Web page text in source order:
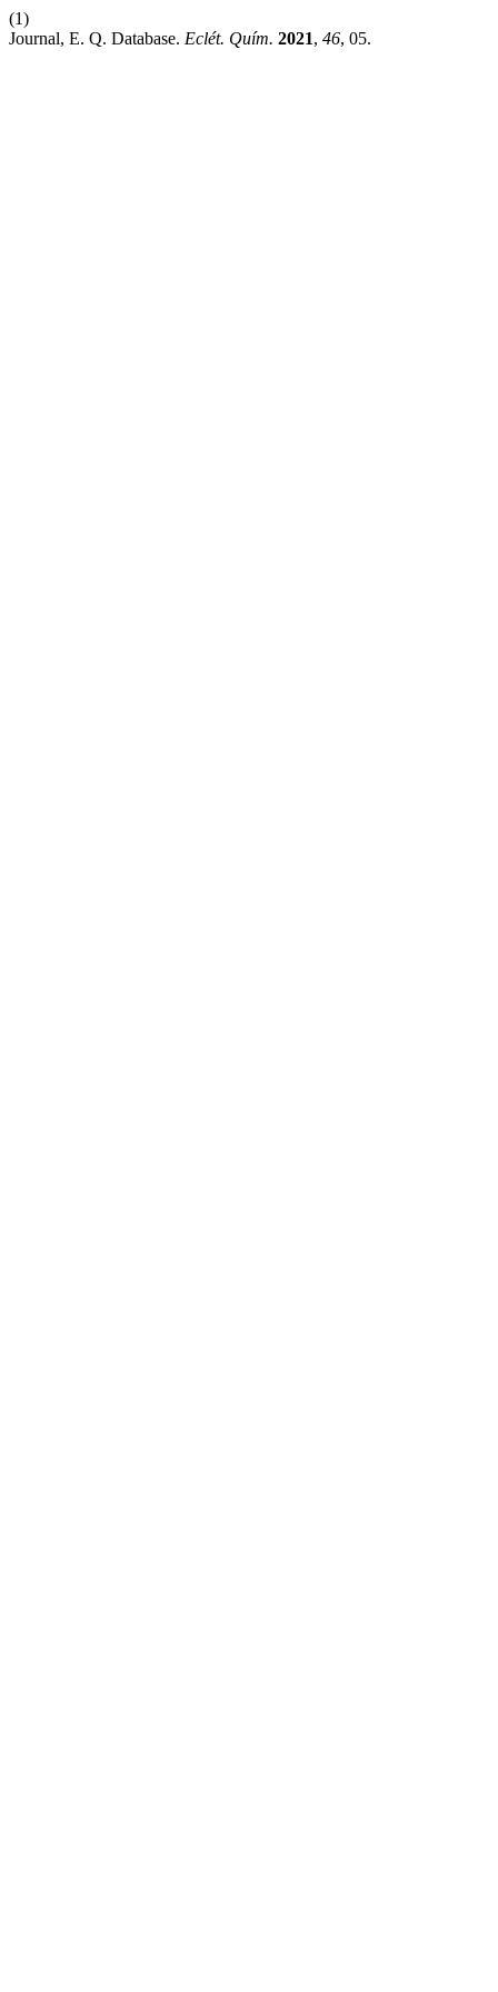
(1)
Journal, E. Q. Database. Eclét. Quím. 2021, 46, 05.